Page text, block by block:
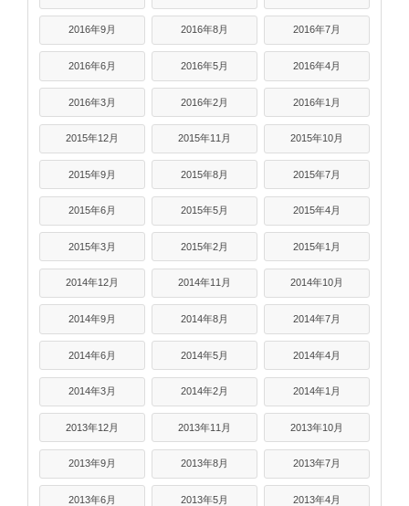
2016年9月 2016年8月 2016年7月
2016年6月 2016年5月 2016年4月
2016年3月 2016年2月 2016年1月
2015年12月 2015年11月 2015年10月
2015年9月 2015年8月 2015年7月
2015年6月 2015年5月 2015年4月
2015年3月 2015年2月 2015年1月
2014年12月 2014年11月 2014年10月
2014年9月 2014年8月 2014年7月
2014年6月 2014年5月 2014年4月
2014年3月 2014年2月 2014年1月
2013年12月 2013年11月 2013年10月
2013年9月 2013年8月 2013年7月
2013年6月 2013年5月 2013年4月